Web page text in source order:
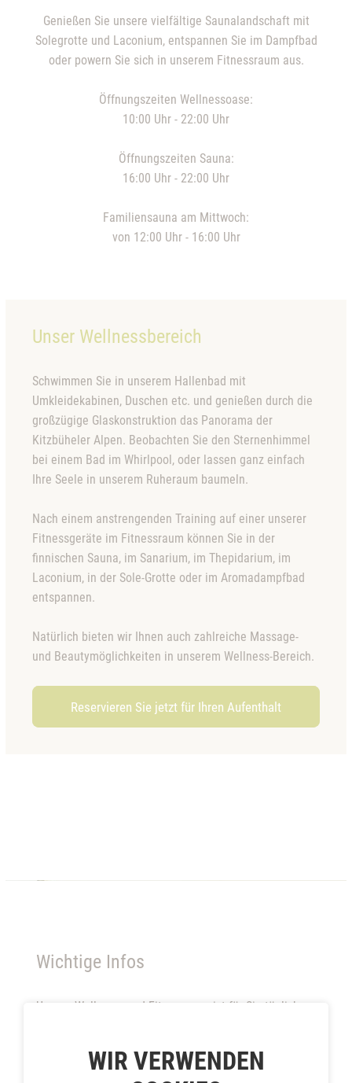
Genießen Sie unsere vielfältige Saunalandschaft mit
Solegrotte und Laconium, entspannen Sie im Dampfbad
oder powern Sie sich in unserem Fitnessraum aus.
Öffnungszeiten Wellnessoase:
10:00 Uhr - 22:00 Uhr
Öffnungszeiten Sauna:
16:00 Uhr - 22:00 Uhr
Familiensauna am Mittwoch:
von 12:00 Uhr - 16:00 Uhr
Unser Wellnessbereich
Schwimmen Sie in unserem Hallenbad mit
Umkleidekabinen, Duschen etc. und genießen durch die
großzügige Glaskonstruktion das Panorama der
Kitzbüheler Alpen. Beobachten Sie den Sternenhimmel
bei einem Bad im Whirlpool , oder lassen ganz einfach
Ihre Seele in unserem Ruheraum baumeln.
Nach einem anstrengenden Training auf einer unserer
Fitnessgeräte im Fitnessraum können Sie in der
finnischen Sauna, im Sanarium, im Thepidarium, im
Laconium, in der Sole-Grotte oder im Aromadampfbad
entspannen.
Natürlich bieten wir Ihnen auch zahlreiche Massage-
und Beautymöglichkeiten in unserem Wellness-Bereich.
Reservieren Sie jetzt für Ihren Aufenthalt
WIR VERWENDEN